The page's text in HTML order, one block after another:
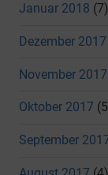
Januar 2018 (7)
Dezember 2017
November 2017
Oktober 2017
September